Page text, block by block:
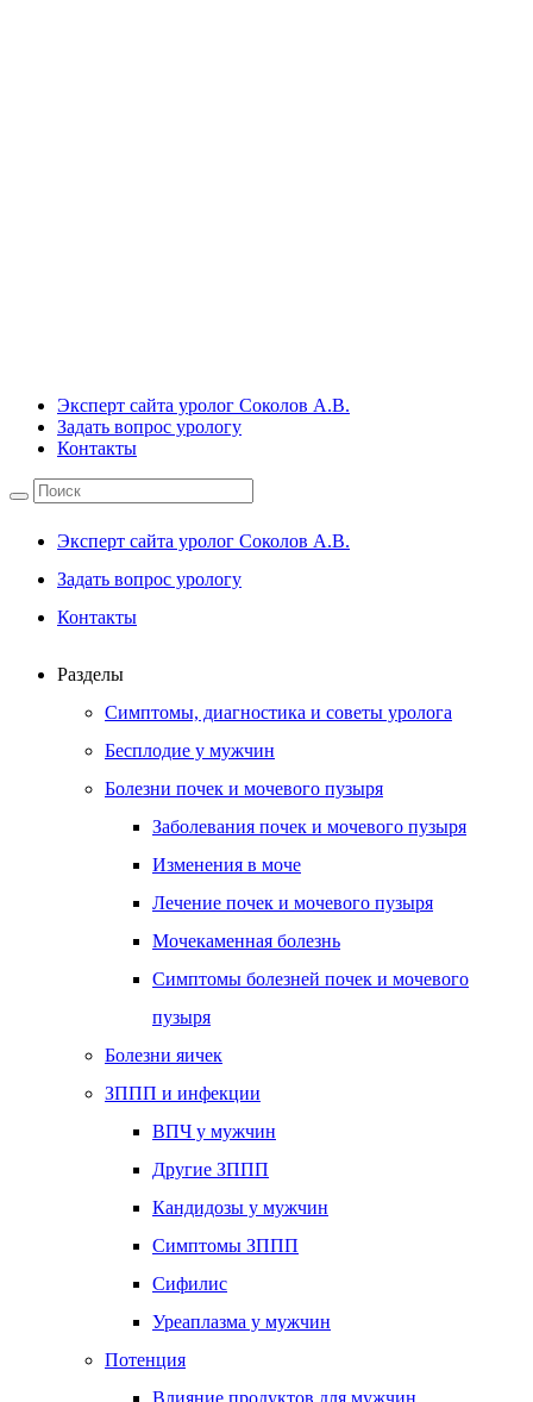
Эксперт сайта уролог Соколов А.В.
Задать вопрос урологу
Контакты
Эксперт сайта уролог Соколов А.В.
Задать вопрос урологу
Контакты
Разделы
Симптомы, диагностика и советы уролога
Бесплодие у мужчин
Болезни почек и мочевого пузыря
Заболевания почек и мочевого пузыря
Изменения в моче
Лечение почек и мочевого пузыря
Мочекаменная болезнь
Симптомы болезней почек и мочевого
пузыря
Болезни яичек
ЗППП и инфекции
ВПЧ у мужчин
Другие ЗППП
Кандидозы у мужчин
Симптомы ЗППП
Сифилис
Уреаплазма у мужчин
Потенция
Влияние продуктов для мужчин